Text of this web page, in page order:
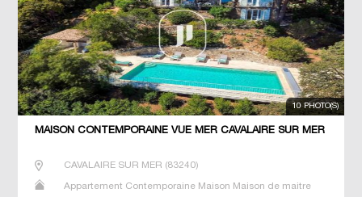
10 PHOTO(S)
MAISON CONTEMPORAINE VUE MER CAVALAIRE SUR MER
CAVALAIRE SUR MER (83240)
Appartement Contemporaine Maison Maison de maitre